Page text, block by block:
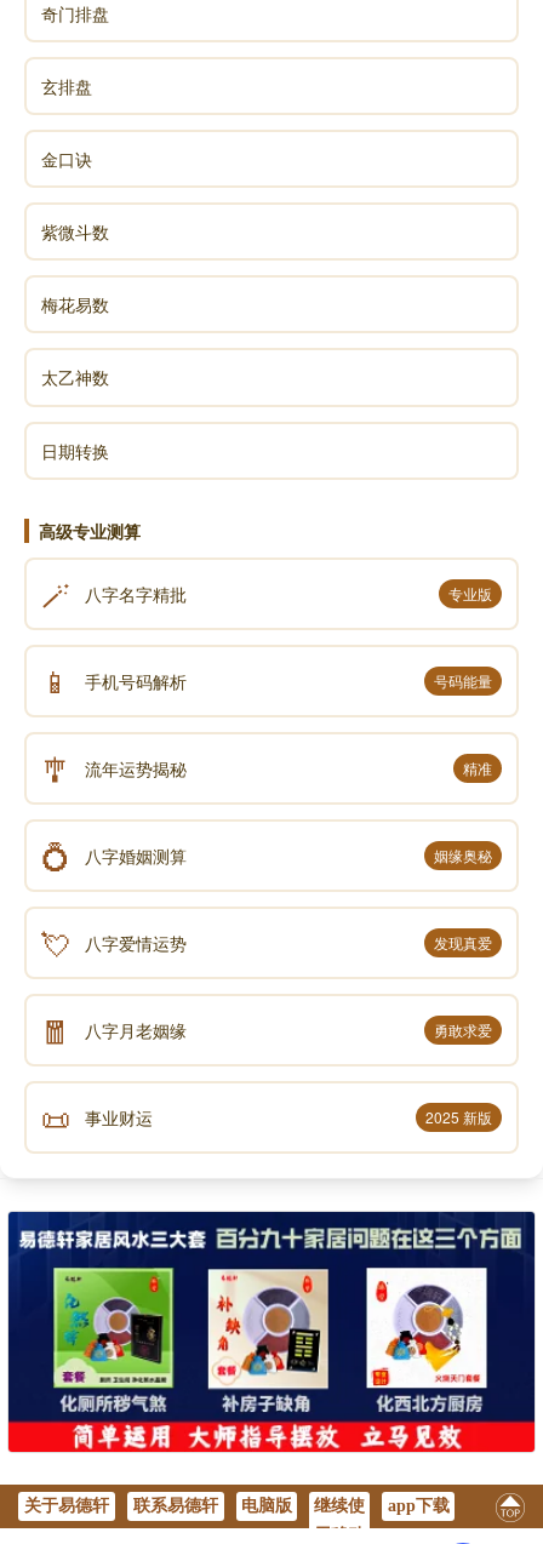
奇门排盘
玄排盘
金口诀
紫微斗数
梅花易数
太乙神数
日期转换
高级专业测算
🪄 八字名字精批 专业版
📱 手机号码解析 号码能量
🎐 流年运势揭秘 精准
💍 八字婚姻测算 姻缘奥秘
💘 八字爱情运势 发现真爱
🧧 八字月老姻缘 勇敢求爱
📜 事业财运 2025 新版
关于易德轩 联系易德轩 电脑版
继续使
app下载